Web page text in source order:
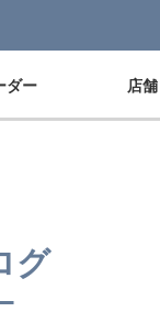
ダー 店舗
グ